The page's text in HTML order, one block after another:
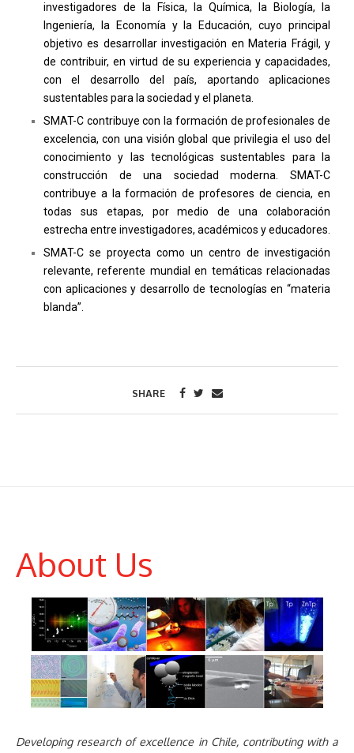
investigadores de la Física, la Química, la Biología, la
Ingeniería, la Economía y la Educación, cuyo principal
objetivo es desarrollar investigación en Materia Frágil, y
de contribuir, en virtud de su experiencia y capacidades,
con el desarrollo del país, aportando aplicaciones
sustentables para la sociedad y el planeta.
SMAT-C contribuye con la formación de profesionales de
excelencia, con una visión global que privilegia el uso del
conocimiento y las tecnológicas sustentables para la
construcción de una sociedad moderna. SMAT-C
contribuye a la formación de profesores de ciencia, en
todas sus etapas, por medio de una colaboración
estrecha entre investigadores, académicos y educadores.
SMAT-C se proyecta como un centro de investigación
relevante, referente mundial en temáticas relacionadas
con aplicaciones y desarrollo de tecnologías en “materia
blanda”.
SHARE
About Us
Developing research of excellence in Chile, contributing with a